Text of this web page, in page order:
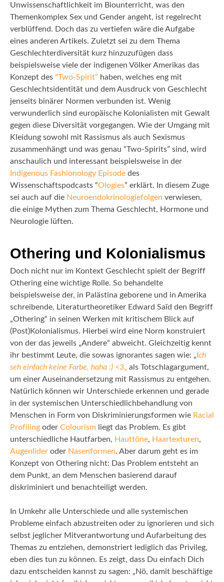
Unwissenschaftlichkeit im Biounterricht, was den
Themenkomplex Sex und Gender angeht, ist regelrecht
verblüffend. Doch das zu vertiefen wäre die Aufgabe
eines anderen Artikels. Zuletzt sei zu dem Thema
Geschlechterdiversität kurz hinzuzufügen dass
beispielsweise viele der indigenen Völker Amerikas das
Konzept des “Two-Spirit” haben, welches eng mit
Geschlechtsidentität und dem Ausdruck von Geschlecht
jenseits binärer Normen verbunden ist. Wenig
verwunderlich sind europäische Kolonialisten mit Gewalt
gegen diese Diversität vorgegangen. Wie der Umgang mit
Kleidung sowohl mit Rassismus als auch Sexismus
zusammenhängt und was genau “Two-Spirits” sind, wird
anschaulich und interessant beispielsweise in der
Indigenous Fashionology Episode des
Wissenschaftspodcasts “Ologies” erklärt. In diesem Zuge
sei auch auf die Neuroendokrinologiefolgen verwiesen,
die einige Mythen zum Thema Geschlecht, Hormone und
Neurologie lüften.
Othering und Kolonialismus
Doch nicht nur im Kontext Geschlecht spielt der Begriff
Othering eine wichtige Rolle. So behandelte
beispielsweise der, in Palästina geborene und in Amerika
schreibende, Literaturtheoretiker Edward Saïd den Begriff
„Othering“ in seinen Werken mit kritischem Blick auf
(Post)Kolonialismus. Hierbei wird eine Norm konstruiert
von der das jeweils „Andere“ abweicht. Gleichzeitig kennt
ihr bestimmt Leute, die sowas ignorantes sagen wie: „Ich
seh einfach keine Farbe, haha :) <3„ als Totschlagargument,
um einer Auseinandersetzung mit Rassismus zu entgehen.
Natürlich können wir Unterschiede erkennen und gerade
in der systemischen Unterschiedlichbehandlung von
Menschen in Form von Diskriminierungsformen wie Racial
Profiling oder Colourism liegt das Problem. Es gibt
unterschiedliche Hautfarben, Hauttöne, Haartexturen,
Augenlider oder Nasenformen. Aber darum geht es im
Konzept von Othering nicht: Das Problem entsteht an
dem Punkt, an dem Menschen basierend darauf
diskriminiert und benachteiligt werden.
In Umkehr alle Unterschiede und alle systemischen
Probleme einfach abzustreiten oder zu ignorieren und sich
selbst jeglicher Mitverantwortung und Aufarbeitung des
Themas zu entziehen, demonstriert lediglich das Privileg,
eben dies tun zu können. Es zeigt, dass Du einfach Dich
dazu entscheiden kannst zu sagen: „Nö, damit beschäftige